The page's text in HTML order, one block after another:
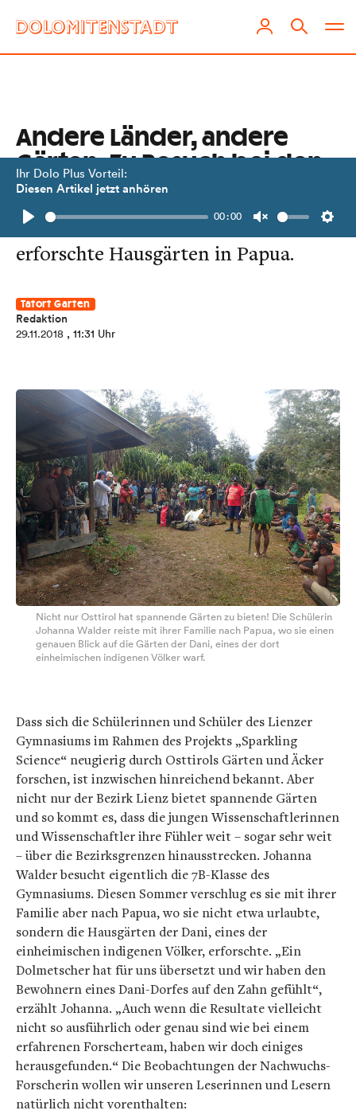
Ihr Dolo Plus Vorteil:
Diesen Artikel jetzt anhören
Play
00:00
Unmute
Andere Länder, andere
Gärten: Zu Besuch bei den
Dani
Die Schülerin Johanna Walder
erforschte Hausgärten in Papua.
Tatort Garten
Redaktion
29.11.2018 , 11:31 Uhr
Nicht nur Osttirol hat spannende Gärten zu bieten! Die Schülerin
Johanna Walder reiste mit ihrer Familie nach Papua, wo sie einen
genauen Blick auf die Gärten der Dani, eines der dort
einheimischen indigenen Völker warf.
Dass sich die Schülerinnen und Schüler des Lienzer
Gymnasiums im Rahmen des Projekts „Sparkling
Science“ neugierig durch Osttirols Gärten und Äcker
forschen, ist inzwischen hinreichend bekannt. Aber
nicht nur der Bezirk Lienz bietet spannende Gärten
und so kommt es, dass die jungen Wissenschaftlerinnen
und Wissenschaftler ihre Fühler weit – sogar sehr weit
– über die Bezirksgrenzen hinausstrecken. Johanna
Walder besucht eigentlich die 7B-Klasse des
Gymnasiums. Diesen Sommer verschlug es sie mit ihrer
Familie aber nach Papua, wo sie nicht etwa urlaubte,
sondern die Hausgärten der Dani, eines der
einheimischen indigenen Völker, erforschte. „Ein
Dolmetscher hat für uns übersetzt und wir haben den
Bewohnern eines Dani-Dorfes auf den Zahn gefühlt“,
erzählt Johanna. „Auch wenn die Resultate vielleicht
nicht so ausführlich oder genau sind wie bei einem
erfahrenen Forscherteam, haben wir doch einiges
herausgefunden.“ Die Beobachtungen der Nachwuchs-
Forscherin wollen wir unseren Leserinnen und Lesern
natürlich nicht vorenthalten: